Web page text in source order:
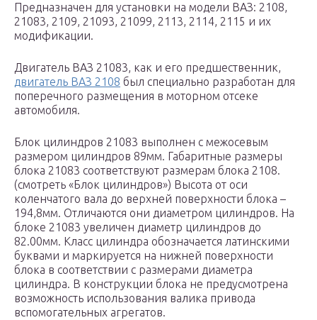
Предназначен для установки на модели ВАЗ: 2108,
21083, 2109, 21093, 21099, 2113, 2114, 2115 и их
модификации.
Двигатель ВАЗ 21083, как и его предшественник,
двигатель ВАЗ 2108 был специально разработан для
поперечного размещения в моторном отсеке
автомобиля.
Блок цилиндров 21083 выполнен с межосевым
размером цилиндров 89мм. Габаритные размеры
блока 21083 соответствуют размерам блока 2108.
(смотреть «Блок цилиндров») Высота от оси
коленчатого вала до верхней поверхности блока –
194,8мм. Отличаются они диаметром цилиндров. На
блоке 21083 увеличен диаметр цилиндров до
82.00мм. Класс цилиндра обозначается латинскими
буквами и маркируется на нижней поверхности
блока в соответствии с размерами диаметра
цилиндра. В конструкции блока не предусмотрена
возможность использования валика привода
вспомогательных агрегатов.